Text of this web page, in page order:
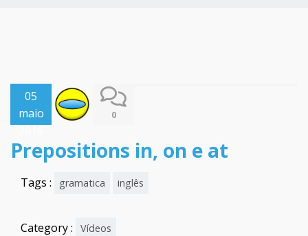
05
maio
0
Prepositions in, on e at
Tags : gramatica inglês
Category : Vídeos